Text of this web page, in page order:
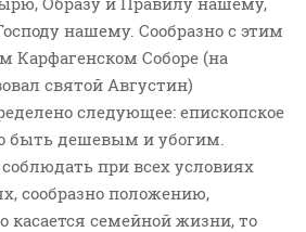
нашему. Сообразно с этим
Карфагенском Соборе (на
святой Августин)
следующее: епископское
быть дешевым и убогим.
при всех условиях
сообразно положению,
касается семейной жизни, то